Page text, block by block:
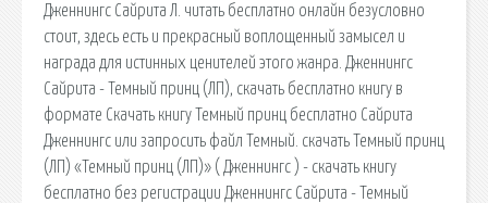
Дженнингс Сайрита Л. читать бесплатно онлайн безусловно
стоит, здесь есть и прекрасный воплощенный замысел и
награда для истинных ценителей этого жанра. Дженнингс
Сайрита - Темный принц (ЛП), скачать бесплатно книгу в
формате Скачать книгу Темный принц бесплатно Сайрита
Дженнингс или запросить файл Темный. скачать Темный принц
(ЛП) «Темный принц (ЛП)» ( Дженнингс ) - скачать книгу
бесплатно без регистрации Дженнингс Сайрита - Темный